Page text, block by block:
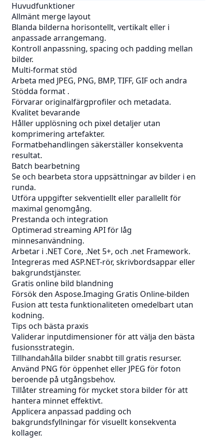
Huvudfunktioner
Allmänt merge layout
Blanda bilderna horisontellt, vertikalt eller i
anpassade arrangemang.
Kontroll anpassning, spacing och padding mellan
bilder.
Multi-format stöd
Arbeta med JPEG, PNG, BMP, TIFF, GIF och andra
Stödda format .
Förvarar originalfärgprofiler och metadata.
Kvalitet bevarande
Håller upplösning och pixel detaljer utan
komprimering artefakter.
Formatbehandlingen säkerställer konsekventa
resultat.
Batch bearbetning
Se och bearbeta stora uppsättningar av bilder i en
runda.
Utföra uppgifter sekventiellt eller parallellt för
maximal genomgång.
Prestanda och integration
Optimerad streaming API för låg
minnesanvändning.
Arbetar i .NET Core, .Net 5+, och .net Framework.
Integreras med ASP.NET-rör, skrivbordsappar eller
bakgrundstjänster.
Gratis online bild blandning
Försök den Aspose.Imaging Gratis Online-bilden
Fusion att testa funktionaliteten omedelbart utan
kodning.
Tips och bästa praxis
Validerar inputdimensioner för att välja den bästa
fusionsstrategin.
Tillhandahålla bilder snabbt till gratis resurser.
Använd PNG för öppenhet eller JPEG för foton
beroende på utgångsbehov.
Tillåter streaming för mycket stora bilder för att
hantera minnet effektivt.
Applicera anpassad padding och
bakgrundsfyllningar för visuellt konsekventa
kollager.